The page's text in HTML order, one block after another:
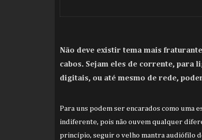
Não deve existir tema mais
cabos. Sejam eles de corrente, para
digitais, ou até mesmo de rede,
Para uns podem ser encarados como uma
indiferente, pois não ouvem qualquer
princípio, seguir o velho mantra audiófilo